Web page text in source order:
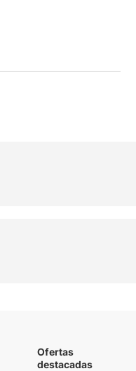
Ofertas
destacadas